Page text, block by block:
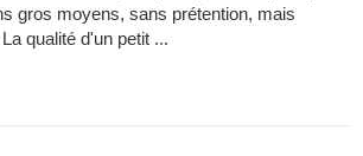
gros moyens, sans prétention, mais
qualité d'un petit ...